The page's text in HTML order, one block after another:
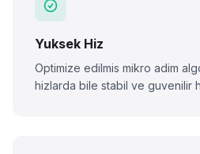
Yuksek Hiz
Optimize edilmis mikro adim
hizlarda bile stabil ve guvenilir